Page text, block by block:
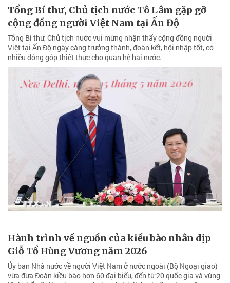
Tổng Bí thư, Chủ tịch nước Tô Lâm gặp gỡ
cộng đồng người Việt Nam tại Ấn Độ
Tổng Bí thư, Chủ tịch nước vui mừng nhận thấy cộng đồng người
Việt tại Ấn Độ ngày càng trưởng thành, đoàn kết, hội nhập tốt, có
nhiều đóng góp thiết thực cho quan hệ hai nước.
Hành trình về nguồn của kiều bào nhân dịp
Giỗ Tổ Hùng Vương năm 2026
Ủy ban Nhà nước về người Việt Nam ở nước ngoài (Bộ Ngoại giao)
vừa đưa Đoàn kiều bào hơn 60 đại biểu, đến từ 20 quốc gia và vùng